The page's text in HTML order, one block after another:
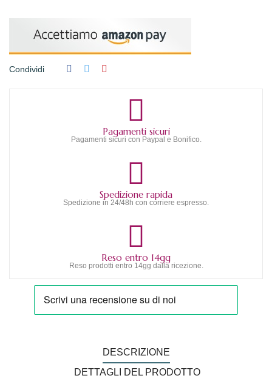
Condividi
Pagamenti sicuri
Pagamenti sicuri con Paypal e Bonifico.
Spedizione rapida
Spedizione in 24/48h con corriere espresso.
Reso entro 14gg
Reso prodotti entro 14gg dalla ricezione.
DESCRIZIONE
DETTAGLI DEL PRODOTTO